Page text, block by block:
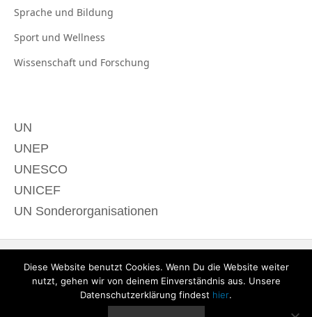
Sprache und Bildung
Sport und Wellness
Wissenschaft und Forschung
UN
UNEP
UNESCO
UNICEF
UN Sonderorganisationen
Diese Website benutzt Cookies. Wenn Du die Website weiter
nutzt, gehen wir von deinem Einverständnis aus. Unsere
Datenschutzerklärung findest hier.